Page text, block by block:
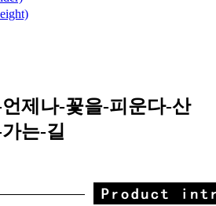
제나-꽃을-피운다-산
는-길